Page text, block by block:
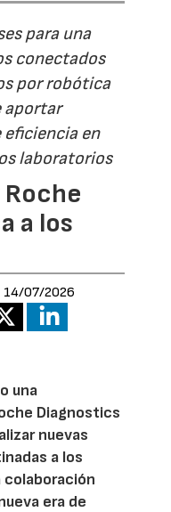
para una
conectados
por robótica
aportar
en
laboratorios
a los
14/07/2026
una
Diagnostics
nuevas
a los
era de